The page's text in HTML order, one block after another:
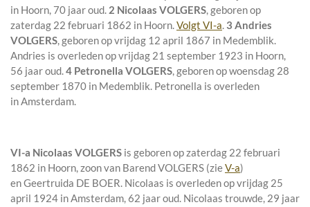
in Hoorn, 70 jaar oud. 2 Nicolaas VOLGERS, geboren op
zaterdag 22 februari 1862 in Hoorn.Volgt VI-a. 3 Andries
VOLGERS, geboren op vrijdag 12 april 1867 in Medemblik.
Andries is overleden op vrijdag 21 september 1923 in Hoorn,
56 jaar oud.4 Petronella VOLGERS, geboren op woensdag 28
september 1870 in Medemblik. Petronella is overleden
inAmsterdam.
VI-a Nicolaas VOLGERS is geboren op zaterdag 22 februari
1862 in Hoorn, zoon van Barend VOLGERS (zieV-a)
enGeertruida DE BOER. Nicolaas is overleden op vrijdag 25
april 1924 inAmsterdam, 62 jaar oud. Nicolaas trouwde, 29 jaar